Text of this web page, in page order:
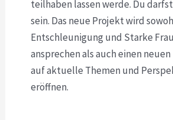
teilhaben lassen werde. Du
sein. Das neue Projekt wird
Entschleunigung und Starke
ansprechen als auch einen
auf aktuelle Themen und
eröffnen.